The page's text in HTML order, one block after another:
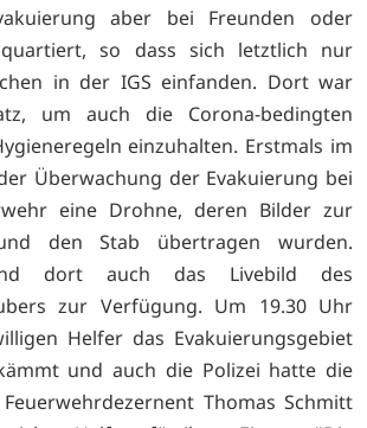
aber bei Freunden oder
so dass sich letztlich nur
in der IGS einfanden. Dort war
um auch die Corona-bedingten
einzuhalten. Erstmals im
Überwachung der Evakuierung bei
eine Drohne, deren Bilder zur
den Stab übertragen wurden.
dort auch das Livebild des
zur Verfügung. Um 19.30 Uhr
Helfer das Evakuierungsgebiet
und auch die Polizei hatte die
Thomas Schmitt